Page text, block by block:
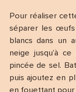
Pour réaliser
séparer les œufs
blancs dans un
neige jusqu’à
pincée de sel.
puis ajoutez en